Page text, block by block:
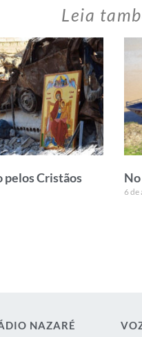
Leia
pelos Cristãos
6 de
NAZARÉ